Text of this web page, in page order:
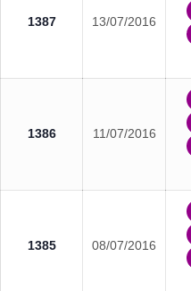
1387 13/07/2016
1386 11/07/2016
1385 08/07/2016